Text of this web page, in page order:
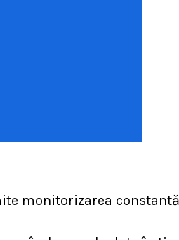
monitorizarea